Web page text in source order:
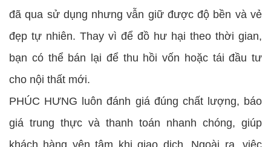
đã qua sử dụng nhưng vẫn giữ được độ bền và vẻ
đẹp tự nhiên. Thay vì để đồ hư hại theo thời gian,
bạn có thể bán lại để thu hồi vốn hoặc tái đầu tư
cho nội thất mới.
PHÚC HƯNG luôn đánh giá đúng chất lượng, báo
giá trung thực và thanh toán nhanh chóng, giúp